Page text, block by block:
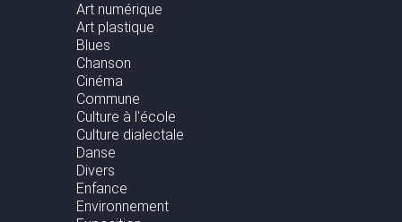
Art numérique
Art plastique
Blues
Chanson
Cinéma
Commune
Culture à l'école
Culture dialectale
Danse
Divers
Enfance
Environnement